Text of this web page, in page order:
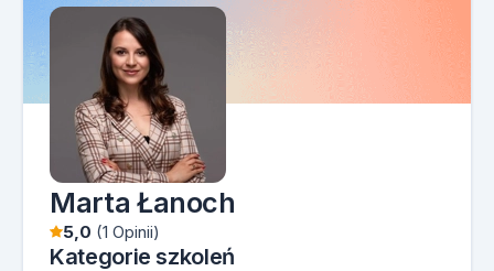
Marta Łanoch
5,0 (1 Opinii)
Kategorie szkoleń